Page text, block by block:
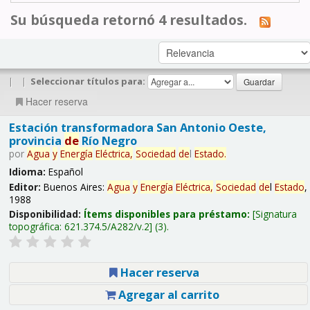
Su búsqueda retornó 4 resultados.
| | Seleccionar títulos para:
Hacer reserva
Estación transformadora San Antonio Oeste,
provincia deRío Negro
por Agua y Energía Eléctrica, Sociedad del Estado.
Idioma: Español
Editor: Buenos Aires: Agua y Energía Eléctrica, Sociedad del Estado,
1988
Disponibilidad: Ítems disponibles para préstamo: Signatura
topográfica: 621.374.5/A282/v.2 (3).
Hacer reserva
Agregar al carrito